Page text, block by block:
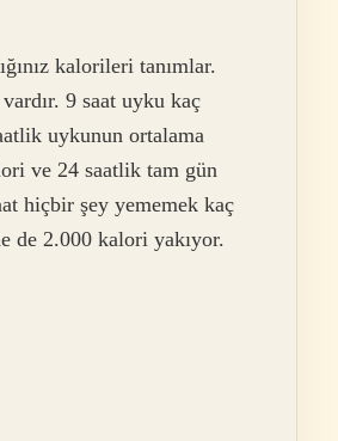
kalorileri tanımlar.
9 saat uyku kaç
uykunun ortalama
ve 24 saatlik tam gün
hiçbir şey yememek kaç
de 2.000 kalori yakıyor.